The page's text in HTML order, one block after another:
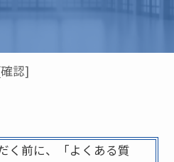
認]
く前に、「よくある質